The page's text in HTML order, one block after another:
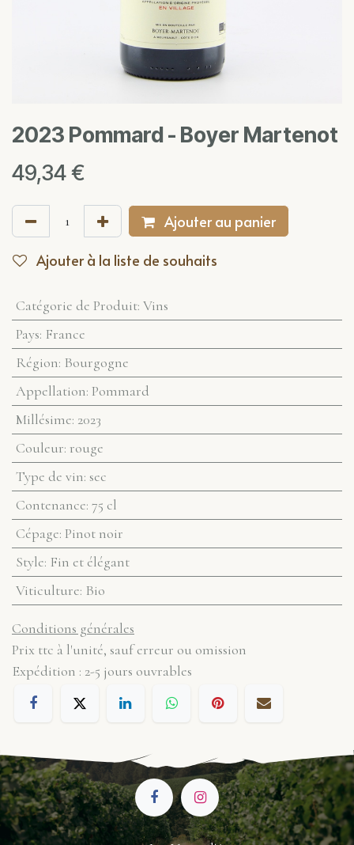
2023 Pommard - Boyer Martenot
49,34€
Ajouter au panier
Ajouter à la liste de souhaits
Catégorie de Produit: Vins
Pays: France
Région: Bourgogne
Appellation: Pommard
Millésime: 2023
Couleur: rouge
Type de vin: sec
Contenance: 75 cl
Cépage: Pinot noir
Style: Fin et élégant
Viticulture: Bio
Conditions générales
Prix ttc à l'unité, sauf erreur ou omission
Expédition : 2-5 jours ouvrables